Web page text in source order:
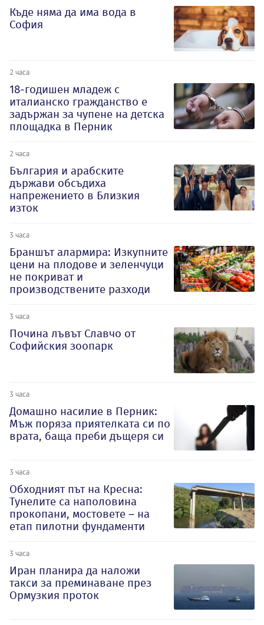
Къде няма да има вода в
София
2 часа
18-годишен младеж с
италианско гражданство е
задържан за чупене на детска
площадка в Перник
2 часа
България и арабските
държави обсъдиха
напрежението в Близкия
изток
3 часа
Браншът алармира: Изкупните
цени на плодове и зеленчуци
не покриват и
производствените разходи
3 часа
Почина лъвът Славчо от
Софийския зоопарк
3 часа
Домашно насилие в Перник:
Мъж поряза приятелката си по
врата, баща преби дъщеря си
3 часа
Обходният път на Кресна:
Тунелите са наполовина
прокопани, мостовете – на
етап пилотни фундаменти
3 часа
Иран планира да наложи
такси за преминаване през
Ормузкия проток